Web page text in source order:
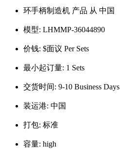
环手柄制造机 产品 从 中国
模型: LHMMP-36044890
价钱: $面议 Per Sets
最小起订量: 1 Sets
交货时间: 9-10 Business Days
装运港: 中国
打包: 标准
容量: high